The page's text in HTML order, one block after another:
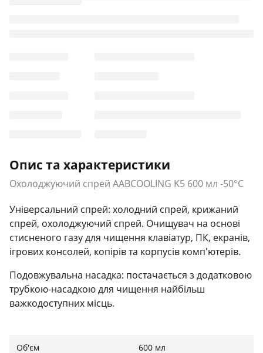
Опис та характеристики
Охолоджуючий спрей AABCOOLING K5 600 мл -50°C
Універсальний спрей: холодний спрей, крижаний
спрей, охолоджуючий спрей. Очищувач на основі
стисненого газу для чищення клавіатур, ПК, екранів,
ігрових консолей, копірів та корпусів комп'ютерів.
Подовжувальна насадка: постачається з додатковою
трубкою-насадкою для чищення найбільш
важкодоступних місць.
Об'єм 600 мл